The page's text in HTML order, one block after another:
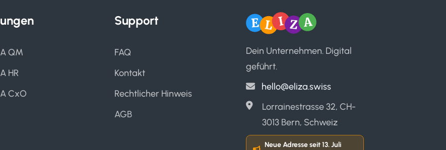
QM
HR
CxO
Support
FAQ
Kontakt
Rechtlicher Hinweis
AGB
Dein Unternehmen. Digital
geführt.
hello@eliza.swiss
Lorrainestrasse 32, CH-
3013 Bern, Schweiz
Neue Adresse seit 13. Juli